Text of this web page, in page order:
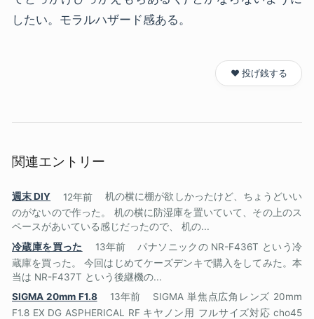
したい。モラルハザード感ある。
❤️ 投げ銭する
関連エントリー
週末 DIY 12年前
机の横に棚が欲しかったけど、ちょうどいい
のがないので作った。 机の横に防湿庫を置いていて、その上のス
ペースがあいている感じだったので、 机の...
冷蔵庫を買った
13年前
パナソニックの NR-F436T という冷
蔵庫を買った。 今回はじめてケーズデンキで購入をしてみた。本
当は NR-F437T という後継機の...
SIGMA 20mm F1.8
13年前
SIGMA 単焦点広角レンズ 20mm
F1.8 EX DG ASPHERICAL RF キヤノン用 フルサイズ対応 cho45